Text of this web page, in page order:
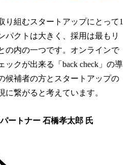
り組むスタートアップにとって1
パクトは大きく、採用は最もリ
の内の一つです。オンラインで
ックが出来る「back check」の導
候補者の方とスタートアップの
に繋がると考えています。
ートナー 石橋孝太郎 氏